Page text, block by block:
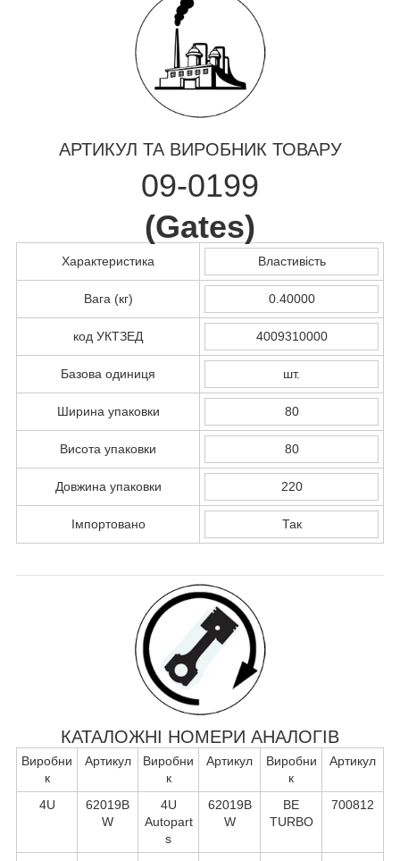
АРТИКУЛ ТА ВИРОБНИК ТОВАРУ
09-0199
(Gates)
Характеристика Властивість
Вага (кг) 0.40000
код УКТЗЕД 4009310000
Базова одиниця шт.
Ширина упаковки 80
Висота упаковки 80
Довжина упаковки 220
Імпортовано Так
КАТАЛОЖНІ НОМЕРИ АНАЛОГІВ
Виробни
к
Артикул
Виробни
к
Артикул
Виробни
к
Артикул
4U
62019B
W
4U
Autopart
s
62019B
W
BE
TURBO
700812